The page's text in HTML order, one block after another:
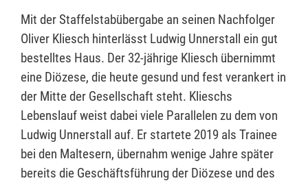
Mit der Staffelstabübergabe an seinen Nachfolger
Oliver Kliesch hinterlässt Ludwig Unnerstall ein gut
bestelltes Haus. Der 32-jährige Kliesch übernimmt
eine Diözese, die heute gesund und fest verankert in
der Mitte der Gesellschaft steht. Klieschs
Lebenslauf weist dabei viele Parallelen zu dem von
Ludwig Unnerstall auf. Er startete 2019 als Trainee
bei den Maltesern, übernahm wenige Jahre später
bereits die Geschäftsführung der Diözese und des